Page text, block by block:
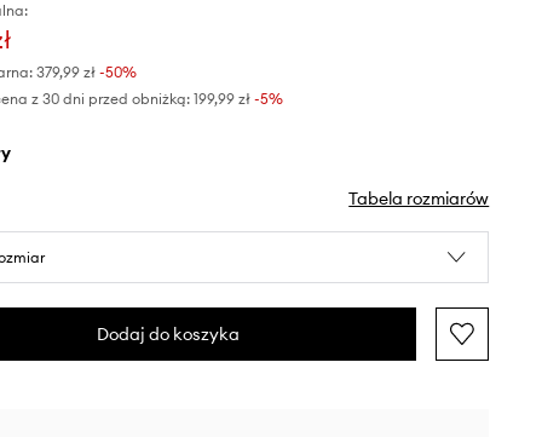
379,99 zł-50%
z 30 dni przed obniżką: 199,99 zł -5%
Tabela rozmiarów
Dodaj do koszyka